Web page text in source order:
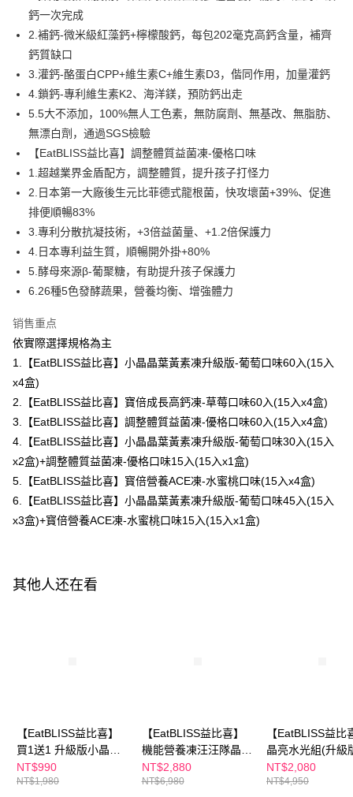
相关说明
一、關於 AFTEE先享後付
1. 於付款方式選擇AFTEE先享後付，將跳出AFTEE先享後付手機驗證視
2. 進行簡訊驗證之後，即可完成結帳手續。
3. 訂單確認後不需事先繳費，商品會配送至您的指定地址。
4. 下訂完成後，您的手機會收到一封繳費通知簡訊，APP會員則會收到
AFTEE APP推播通知。
5. 收到商品當下無需繳費，確認無誤後，請再利用繳費通知簡訊或AFTEE
APP於四大便利商店‧ATM/網銀等方式進行付款。
請留意繳費期限為 14 天。唯有下載 AFTEE App 成為 AFTEE 會員者方能享
有最長 45 天內付款之服務。
繳費期限，為商家向您請款的時間，再加上使用AFTEE可延長的天數所計算
出。使用AFTEE下訂可以延長您收到商品前的繳費天數，但無法保證一定能
夠在期限內收到商品(例如:預購商品或預計到貨時間較長者)。因此無論收到
商品與否，仍需要請您在AFTEE規定的時間內完成繳費。
二、付款限制
之上限額度
3. 目前僅支援台灣會員
三、聲明條款
「AFTEE先享後付」(下稱本服務)乃由恩沛科技股份有限公司(下稱 AFTEE )
所提供，並由 AFTEE 向您收取款項。因使用本服務所須提供之個人資料(包
含但不限於訂購人姓名、電話，收件人姓名、電話、收件地址)，將交付予
AFTEE 於本服務必要服務範圍內運用。關於 AFTEE 對於個人資料之蒐集、
處理、利用，詳參 AFTEE 官網之『個人資料蒐集、處理及利用告知聲明』
（https://aftee.tw/privacypolicy/）。
若款項超過繳費期限，將根據當次的金額加收年利率 16% 的逾期滯納金。
未成年的使用者，請事先徵得法定代理人或監護人之同意方可使用
AFTEE。
要之購買訂單資訊提供予 AFTEE ，或讓 AFTEE 蒐集處理利用您的個人資
料，請勿選用本服務。
ATM付款
运送方式
全家付款取貨
每笔NT$100，满NT$600(含以上)免运费
每笔NT$100，满NT$600(含以上)免运费
萊爾富取貨付款
每笔NT$100，满NT$600(含以上)免运费
付款後萊爾富取貨
每笔NT$100，满NT$600(含以上)免运费
每笔NT$100，满NT$600(含以上)免运费
付款後7-11取貨
每笔NT$100，满NT$600(含以上)免运费
宅配
每笔NT$100，满NT$600(含以上)免运费
離島配送
每笔NT$150，满NT$1,500(含以上)免运费
海外配送
海外配送(馬來西亞)
鈣一次完成
2.補鈣-微米級紅藻鈣+檸檬酸鈣，每包202毫克高鈣含量，補齊
鈣質缺口
3.灌鈣-酪蛋白CPP+維生素C+維生素D3，偕同作用，加量灌鈣
4.鎖鈣-專利維生素K2、海洋鎂，預防鈣出走
5.5大不添加，100%無人工色素，無防腐劑、無基改、無脂肪、
無漂白劑，通過SGS檢驗
【EatBLISS益比喜】調整體質益菌凍-優格口味
1.超越業界金盾配方，調整體質，提升孩子打怪力
2.日本第一大廠後生元比菲德式龍根菌，快攻壞菌+39%、促進
排便順暢83%
3.專利分散抗凝技術，+3倍益菌量、+1.2倍保護力
4.日本專利益生質，順暢開外掛+80%
5.酵母來源β-葡聚糖，有助提升孩子保護力
6.26種5色發酵蔬果，營養均衡、增強體力
销售重点
依實際選擇規格為主
1.【EatBLISS益比喜】小晶晶葉黃素凍升級版-葡萄口味60入(15入
x4盒)
2.【EatBLISS益比喜】寶倍成長高鈣凍-草莓口味60入(15入x4盒)
3.【EatBLISS益比喜】調整體質益菌凍-優格口味60入(15入x4盒)
4.【EatBLISS益比喜】小晶晶葉黃素凍升級版-葡萄口味30入(15入
x2盒)+調整體質益菌凍-優格口味15入(15入x1盒)
5.【EatBLISS益比喜】寳倍營養ACE凍-水蜜桃口味(15入x4盒)
6.【EatBLISS益比喜】小晶晶葉黃素凍升級版-葡萄口味45入(15入
x3盒)+寳倍營養ACE凍-水蜜桃口味15入(15入x1盒)
其他人还在看
【EatBLISS益比喜】
買1送1 升級版小晶晶
15入/高鈣凍15入/益菌
凍15入/A+C+E凍15入
NT$990
NT$1,980
【EatBLISS益比喜】
機能營養凍汪汪隊晶亮
版105入(小晶晶35入
+益菌凍35入+高鈣凍
NT$2,880
NT$6,980
【EatBLISS益比
晶亮水光組(升級
晶晶15入x4/高鈣
益菌凍x4 任選)+
NT$2,080
NT$4,950